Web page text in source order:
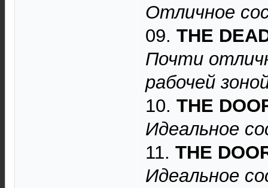
Отличное
09. THE
Почти
рабочей
10. THE
Идеальное
11. THE
Идеальное